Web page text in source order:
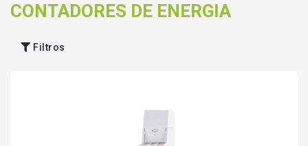
CONTADORES DE ENERGIA
Filtros